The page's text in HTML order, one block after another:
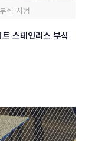
식 시험
스테인리스 부식